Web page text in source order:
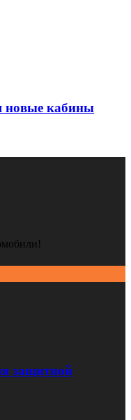
новые кабины
защитной